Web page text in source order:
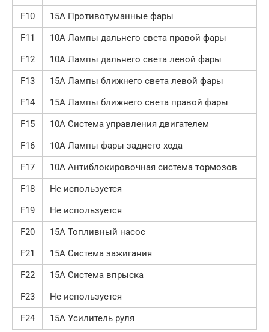
F10
15А Противотуманные фары
F11
10А Лампы дальнего света правой фары
F12
10А Лампы дальнего света левой фары
F13
15А Лампы ближнего света левой фары
F14
15А Лампы ближнего света правой фары
F15
10А Система управления двигателем
F16
10А Лампы фары заднего хода
F17
10А Антиблокировочная система тормозов
F18
Не используется
F19
Не используется
F20
15А Топливный насос
F21
15А Система зажигания
F22
15А Система впрыска
F23
Не используется
F24
15А Усилитель руля